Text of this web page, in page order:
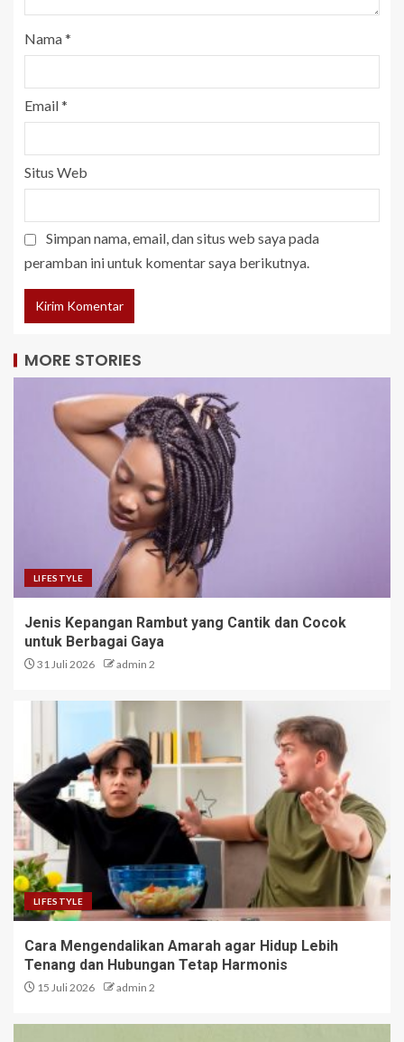
Nama*
Email*
Situs Web
Simpan nama, email, dan situs web saya pada
peramban ini untuk komentar saya berikutnya.
MORE STORIES
LIFESTYLE
Jenis Kepangan Rambut yang Cantik dan Cocok
untuk Berbagai Gaya
31 Juli 2026 admin 2
LIFESTYLE
Cara Mengendalikan Amarah agar Hidup Lebih
Tenang dan Hubungan Tetap Harmonis
15 Juli 2026 admin 2